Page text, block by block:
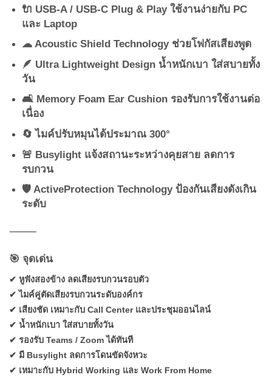
🔌 USB-A / USB-C Plug & Play ใช้งานง่ายกับ PC
และ Laptop
☁ Acoustic Shield Technology ช่วยโฟกัสเสียงพูด
🪶 Ultra Lightweight Design น้ำหนักเบา ใส่สบายทั้ง
วัน
🛋 Memory Foam Ear Cushion รองรับการใช้งานต่อ
เนื่อง
🔄 ไมค์ปรับหมุนได้ประมาณ 300°
🚨 Busylight แจ้งสถานะระหว่างคุยสาย ลดการ
รบกวน
🛡 ActiveProtection Technology ป้องกันเสียงดังเกิน
ระดับ
⸻
🎯 จุดเด่น
✔ หูฟังสองข้าง ลดเสียงรบกวนรอบตัว
✔ ไมค์คู่ตัดเสียงรบกวนระดับองค์กร
✔ เสียงชัด เหมาะกับ Call Center และประชุมออนไลน์
✔ น้ำหนักเบา ใส่สบายทั้งวัน
✔ รองรับ Teams / Zoom ได้ทันที
✔ มี Busylight ลดการโดนขัดจังหวะ
✔ เหมาะกับ Hybrid Working และ Work From Home